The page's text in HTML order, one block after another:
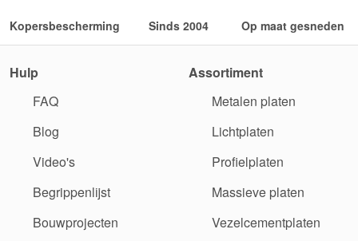
Kopersbescherming Sinds 2004 Op maat gesneden
Hulp
FAQ
Blog
Video's
Begrippenlijst
Bouwprojecten
Assortiment
Metalen platen
Lichtplaten
Profielplaten
Massieve platen
Vezelcementplaten